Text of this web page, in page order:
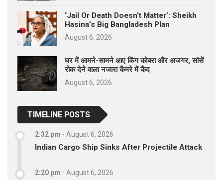
‘Jail Or Death Doesn’t Matter’: Sheikh
Hasina’s Big Bangladesh Plan
August 6, 2026
घर में आमने-सामने आए किंग कोबरा और अजगर, सांसें
रोक देने वाला नजारा कैमरे में कैद
August 6, 2026
TIMELINE POSTS
2:32 pm - August 6, 2026
Indian Cargo Ship Sinks After Projectile Attack
2:20 pm - August 6, 2026